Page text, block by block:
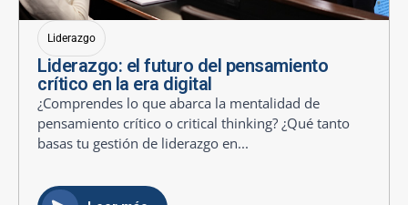
Liderazgo
Liderazgo: el futuro del pensamiento
crítico en la era digital
¿Comprendes lo que abarca la mentalidad de
pensamiento crítico o critical thinking? ¿Qué tanto
basas tu gestión de liderazgo en...